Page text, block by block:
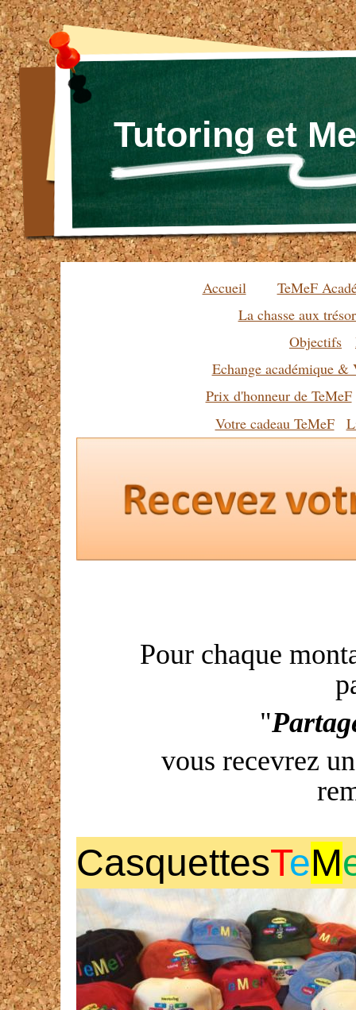
Tutoring et
Accueil
TeMeF
La chasse aux
Objectifs
Echange académique &
Prix d'honneur de TeMeF
Votre cadeau TeMeF
Pour chaque
"
vous recevrez
CasquettesTeM